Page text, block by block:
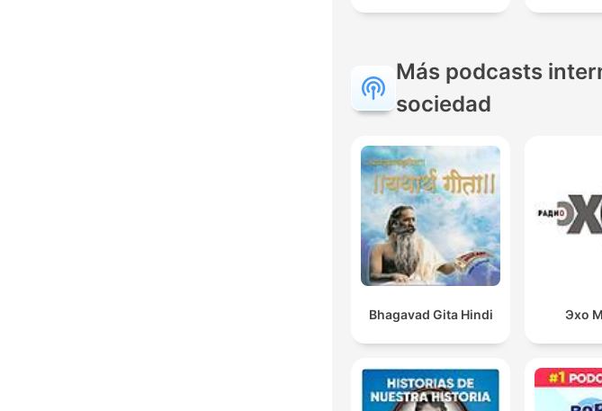
Más podcasts
sociedad
Bhagavad Gita Hindi Эхо